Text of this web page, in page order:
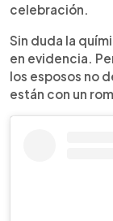
celebración.
Sin duda la
en evidencia.
los esposos no
están con un